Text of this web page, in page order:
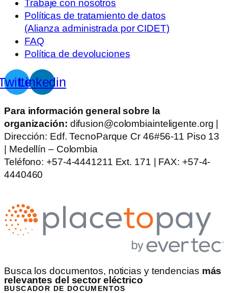
Trabaje con nosotros
Políticas de tratamiento de datos
(Alianza administrada por CIDET)
FAQ
Política de devoluciones
Linkedin
Para información general sobre la
organización: difusion@colombiainteligente.org |
Dirección: Edf. TecnoParque Cr 46#56-11 Piso 13
| Medellín – Colombia
Teléfono: +57-4-4441211 Ext. 171 | FAX: +57-4-
4440460
Busca los documentos, noticias y tendencias más
relevantes del sector eléctrico
BUSCADOR DE DOCUMENTOS